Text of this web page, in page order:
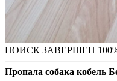
ПОИСК ЗАВЕРШЕН
Пропала собака кобель